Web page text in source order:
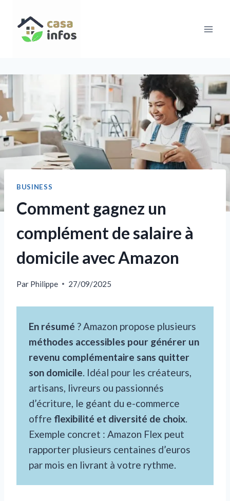
contenu
BUSINESS
Comment gagnez un
complément de salaire à
domicile avec Amazon
Par Philippe 27/09/2025
En résumé ? Amazon propose plusieurs
méthodes accessibles pour générer un
revenu complémentaire sans quitter
son domicile. Idéal pour les créateurs,
artisans, livreurs ou passionnés
d’écriture, le géant du e-commerce
offre flexibilité et diversité de choix.
Exemple concret : Amazon Flex peut
rapporter plusieurs centaines d’euros
par mois en livrant à votre rythme.